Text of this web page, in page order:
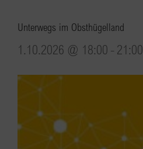
Unterwegs im Obsthügelland
1.10.2026 @ 18:00 - 21:00